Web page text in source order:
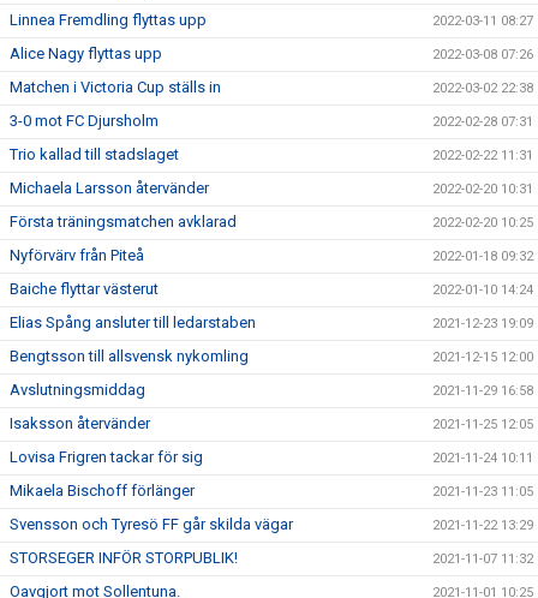
Linnea Fremdling flyttas upp 2022-03-11 08:27
Alice Nagy flyttas upp 2022-03-08 07:26
Matchen i Victoria Cup ställs in 2022-03-02 22:38
3-0 mot FC Djursholm 2022-02-28 07:31
Trio kallad till stadslaget 2022-02-22 11:31
Michaela Larsson återvänder 2022-02-20 10:31
Första träningsmatchen avklarad 2022-02-20 10:25
Nyförvärv från Piteå 2022-01-18 09:32
Baiche flyttar västerut 2022-01-10 14:24
Elias Spång ansluter till ledarstaben 2021-12-23 19:09
Bengtsson till allsvensk nykomling 2021-12-15 12:00
Avslutningsmiddag 2021-11-29 16:58
Isaksson återvänder 2021-11-25 12:05
Lovisa Frigren tackar för sig 2021-11-24 10:11
Mikaela Bischoff förlänger 2021-11-23 11:05
Svensson och Tyresö FF går skilda vägar 2021-11-22 13:29
STORSEGER INFÖR STORPUBLIK! 2021-11-07 11:32
Oavgjort mot Sollentuna. 2021-11-01 10:25